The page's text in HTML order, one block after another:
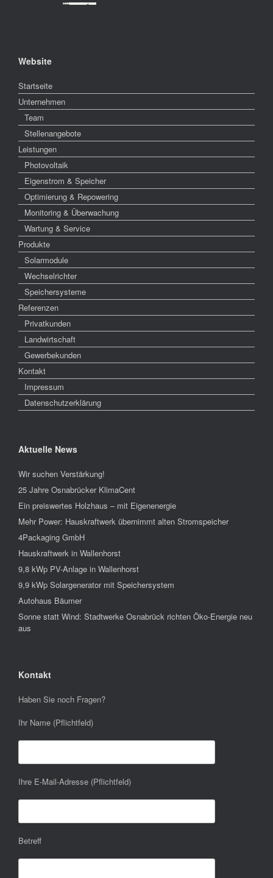
Powered by &cheap tickets
Website
Startseite
Unternehmen
Team
Stellenangebote
Leistungen
Photovoltaik
Eigenstrom & Speicher
Optimierung & Repowering
Monitoring & Überwachung
Wartung & Service
Produkte
Solarmodule
Wechselrichter
Speichersysteme
Referenzen
Privatkunden
Landwirtschaft
Gewerbekunden
Kontakt
Impressum
Datenschutzerklärung
Aktuelle News
Wir suchen Verstärkung!
25 Jahre Osnabrücker KlimaCent
Ein preiswertes Holzhaus – mit Eigenenergie
Mehr Power: Hauskraftwerk übernimmt alten Stromspeicher
4Packaging GmbH
Hauskraftwerk in Wallenhorst
9,8 kWp PV-Anlage in Wallenhorst
9,9 kWp Solargenerator mit Speichersystem
Autohaus Bäumer
Sonne statt Wind: Stadtwerke Osnabrück richten Öko-Energie neu
aus
Kontakt
Haben Sie noch Fragen?
Ihr Name (Pflichtfeld)
Ihre E-Mail-Adresse (Pflichtfeld)
Betreff